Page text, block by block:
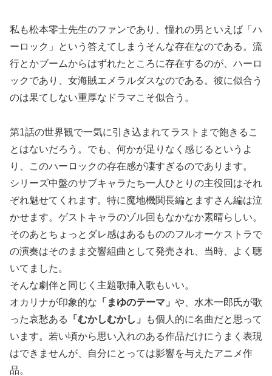
私も松本零士先生のファンであり、憧れの男といえば「ハ
ーロック」という答えてしまうそんな存在なのである。流
行とかブームからはずれたところに存在するのが、ハーロ
ックであり、女海賊エメラルダスなのである。彼に似合う
のは果てしない重厚なドラマこそ似合う。
第1話の世界観で一気に引き込まれてラストまで飽きるこ
とはないだろう。でも、何かが足りなく感じるというよ
り、このハーロックの存在感が凄すぎるのであります。
シリーズ中盤のサブキャラたち一人ひとりの主役回はそれ
ぞれ魅せてくれます。特に魔地機関長編とますさん編は泣
かせます。ゲストキャラのゾル回もなかなか素晴らしい。
そのあとちょっとダレ感はあるもののフルオーケストラで
の演奏はそのまま交響組曲として発売され、当時、よく聴
いてました。
そんな劇伴と同じく主題歌挿入歌もいい。
オカリナが印象的な 「まゆのテーマ」 や、水木一郎氏が歌
った哀愁ある
「むかしむかし」
も個人的に名曲だと思って
います。若い頃から思い入れのある作品だけにうまく表現
はできませんが、自分にとっては影響を与えたアニメ作
品。